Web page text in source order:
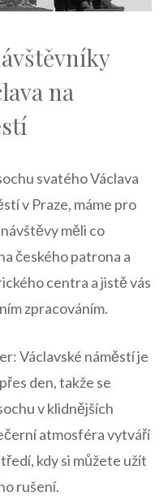
na
svatého Václava
⁢v Praze, máme pro
měli co
českého patrona a
centra⁣ a jistě vás
zpracováním.
Václavské náměstí je
den, takže se​
v klidnějších
atmosféra vytváří
kdy si⁣ můžete užít
rušení.